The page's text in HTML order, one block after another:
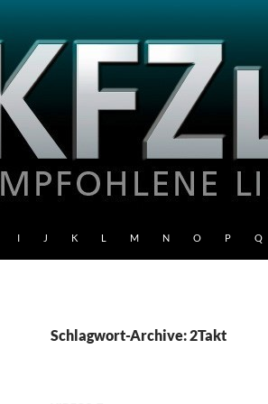
I J K L M N O P Q
Schlagwort-Archive: 2Takt